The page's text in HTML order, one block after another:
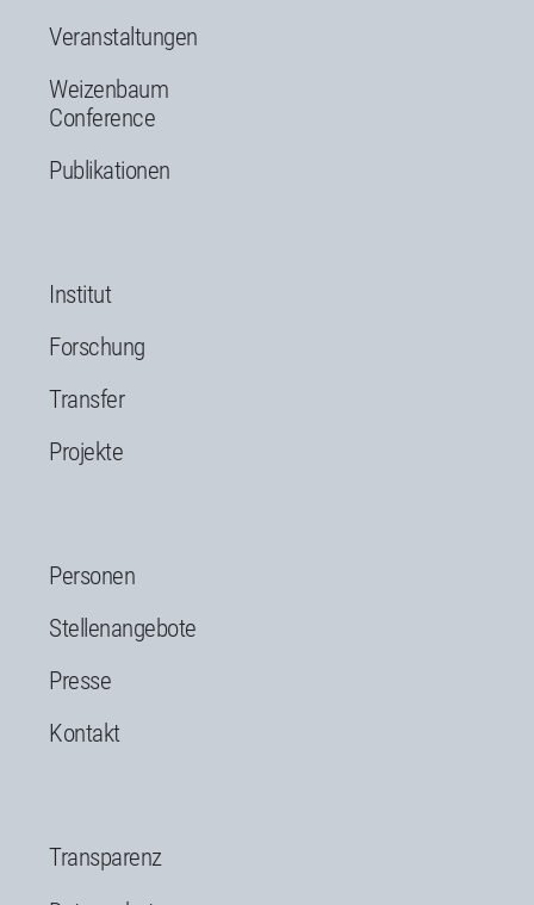
Veranstaltungen
Weizenbaum
Conference
Publikationen
Institut
Forschung
Transfer
Projekte
Personen
Stellenangebote
Presse
Kontakt
Transparenz